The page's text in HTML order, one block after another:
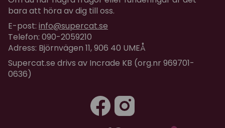
bara att höra av dig till oss.
E-post: info@supercat.se
Telefon: 090-2059210
Adress: Björnvägen 11, 906 40 UMEÅ
Supercat.se drivs av Incrade KB (org.nr 969701-
0636)